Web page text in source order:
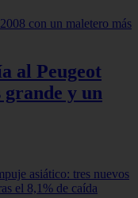
al Peugeot
grande y un